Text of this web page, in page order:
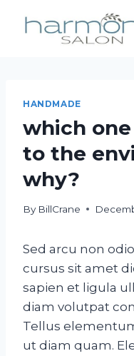
HANDMADE
which
to the
why?
By BillCrane
Sed arcu non
cursus sit amet
sapien et ligula
diam volutpat
Tellus
ut diam quam.